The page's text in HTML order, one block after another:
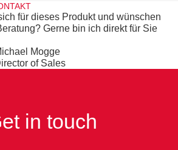
für dieses Produkt und wünschen
Gerne bin ich direkt für Sie
Mogge
of Sales
in touch